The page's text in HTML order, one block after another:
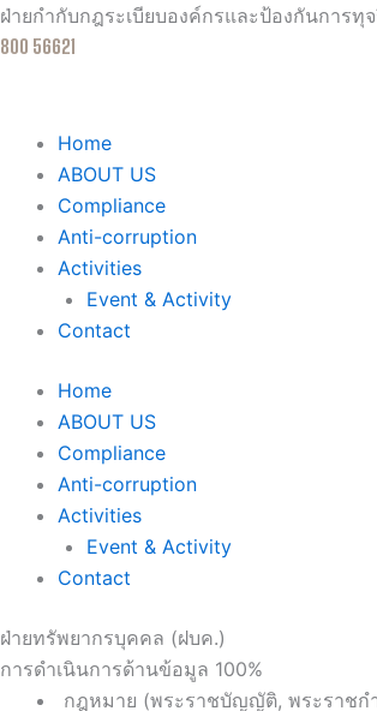
Skip
to
ฝ่ายกำกับกฎระเบียบองค์กรและป้องกันการทุ
800 56621
Home
ABOUT US
Compliance
Anti-corruption
Activities
Event & Activity
Contact
Home
ABOUT US
Compliance
Anti-corruption
Activities
Event & Activity
Contact
ฝ่ายทรัพยากรบุคคล (ฝบค.)
การดำเนินการด้านข้อมูล 100%
กฎหมาย (พระราชบัญญัติ, พระราชก